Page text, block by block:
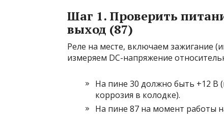
Шаг 1. Проверить
выход (87)
Реле на месте, включаем зажигание
измеряем DC-напряжение
На пине 30 должно быть +12 В
коррозия в колодке).
На пине 87 на момент работы